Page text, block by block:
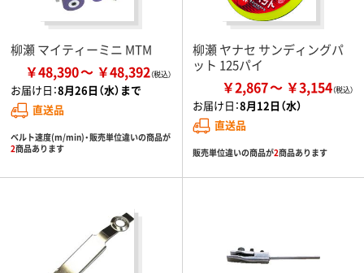
柳瀬 マイティーミニ MTM
￥48,390 ￥48,392
お届け日：8月26日（水）まで
直送品
ベルト速度(m/min)・販売単位違いの商品が
2商品あります
柳瀬 ヤナセ サンディングパ
ット 125パイ
￥2,867 ￥3,154
お届け日：8月12日（水）
直送品
販売単位違いの商品が2商品あります